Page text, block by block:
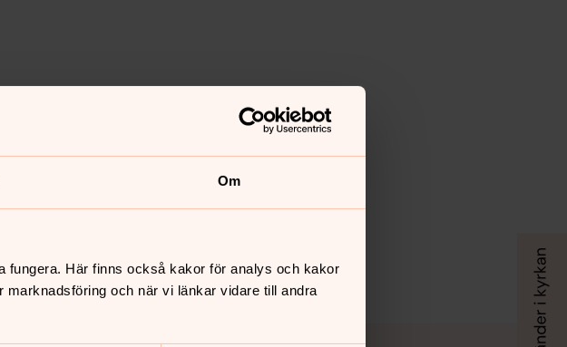
Om
Här finns också kakor för analys och kakor
och när vi länkar vidare till andra